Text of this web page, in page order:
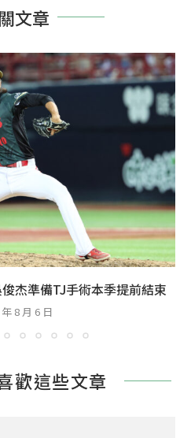
文章
爾 今年完全沒上過一軍
8 月 5 日
歡這些文章